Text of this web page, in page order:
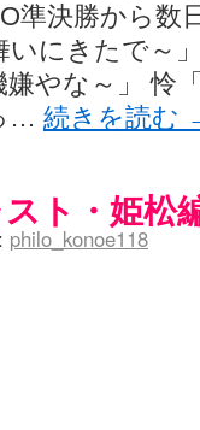
準決勝から数
いにきたで～
嫌やな～」 怜
… 続きを読む
ト・姫松
philo_konoe118